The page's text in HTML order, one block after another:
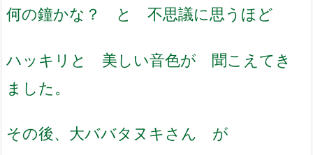
何の鐘かな？ と 不思議に思うほど
ハッキリと 美しい音色が 聞こえてき
ました。
その後、大ババタヌキさん が